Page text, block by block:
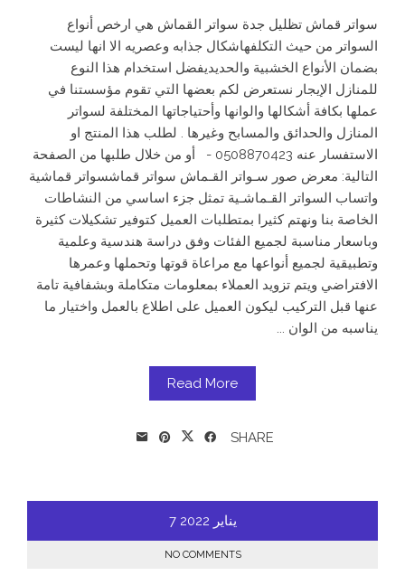
سواتر قماش تظليل جدة سواتر القماش هي ارخص أنواع
السواتر من حيث التكلفهاشكال جذابه وعصريه الا انها ليست
بضمان الأنواع الخشبية والحديديفضل استخدام هذا النوع
للمنازل الإيجار نستعرض لكم بعضها التي تقوم مؤسستنا في
عملها بكافة أشكالها والوانها وأحتياجاتها المختلفة لسواتر
المنازل والحدائق والمسابح وغيرها . لطلب هذا المنتج او
الاستفسار عنه 0508870423 - أو من خلال طلبها من الصفحة
التالية: معرض صور سـواتر القـماش سواتر قماشسواتر قماشية
واتساب السواتر القـماشـية تمثل جزء اساسي من النشاطات
الخاصة بنا ونهتم كثيرا بمتطلبات العميل كتوفير تشكيلات كثيرة
وباسعار مناسبة لجميع الفئات وفق دراسة هندسية وعلمية
وتطبيقية لجميع أنواعها مع مراعاة قوتها وتحملها وعمرها
الافتراضي ويتم تزويد العملاء بمعلومات متكاملة وبشفافية تامة
عنها قبل التركيب ليكون العميل على اطلاع بالعمل واختيار ما
يناسبه من الوان ...
Read More
SHARE
يناير 7 2022
NO COMMENTS